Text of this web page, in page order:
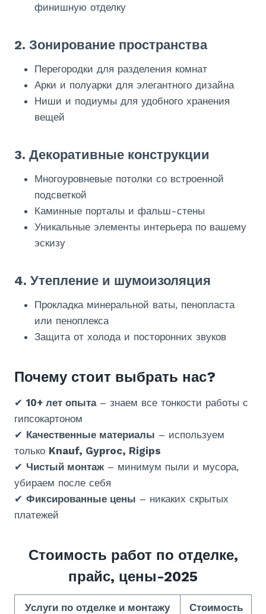
финишную отделку
2. Зонирование пространства
Перегородки для разделения комнат
Арки и полуарки для элегантного дизайна
Ниши и подиумы для удобного хранения
вещей
3. Декоративные конструкции
Многоуровневые потолки со встроенной
подсветкой
Каминные порталы и фальш-стены
Уникальные элементы интерьера по вашему
эскизу
4. Утепление и шумоизоляция
Прокладка минеральной ваты, пенопласта
или пеноплекса
Защита от холода и посторонних звуков
Почему стоит выбрать нас?
✔ 10+ лет опыта– знаем все тонкости работы с
гипсокартоном
✔ Качественные материалы – используем
только Knauf, Gyproc, Rigips
✔ Чистый монтаж – минимум пыли и мусора,
убираем после себя
✔ Фиксированные цены – никаких скрытых
платежей
Стоимость работ по отделке,
прайс, цены-2025
Услуги по отделке и монтажу
Стоимость